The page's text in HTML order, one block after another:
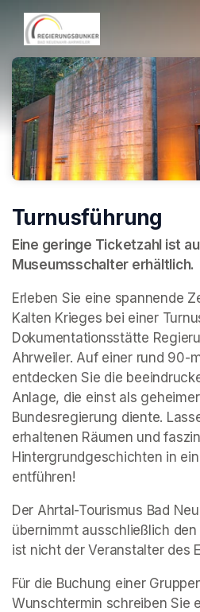
Skip header
Turnusführung
Eine geringe Ticketzahl ist
Museumsschalter erhältlich.
Erleben Sie eine spannende
Kalten Krieges bei einer
Dokumentationsstätte
Ahrweiler. Auf einer rund 90-
entdecken Sie die
Anlage, die einst als
Bundesregierung diente.
erhaltenen Räumen und
Hintergrundgeschichten in
entführen!
Der Ahrtal-Tourismus Bad
übernimmt ausschließlich
ist nicht der Veranstalter des
Für die Buchung einer
Wunschtermin schreiben Sie